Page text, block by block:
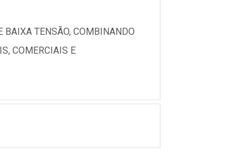
BAIXA TENSÃO, COMBINANDO
COMERCIAIS E